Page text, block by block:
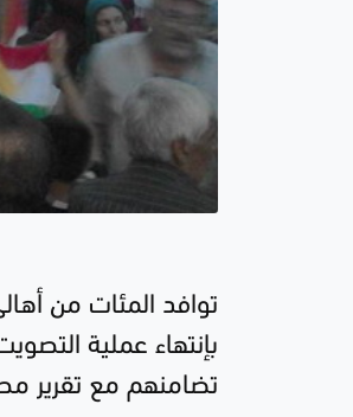
توافد المئات من
بإنتهاء عملية
تضامنهم مع تقرير